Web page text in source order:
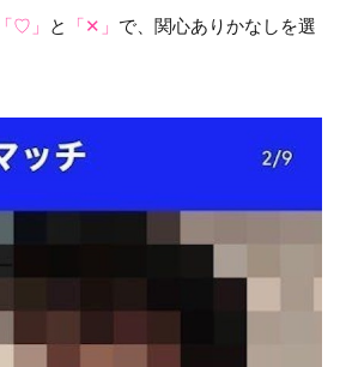
「♡」 と 「✕」 で、関心ありかなしを選